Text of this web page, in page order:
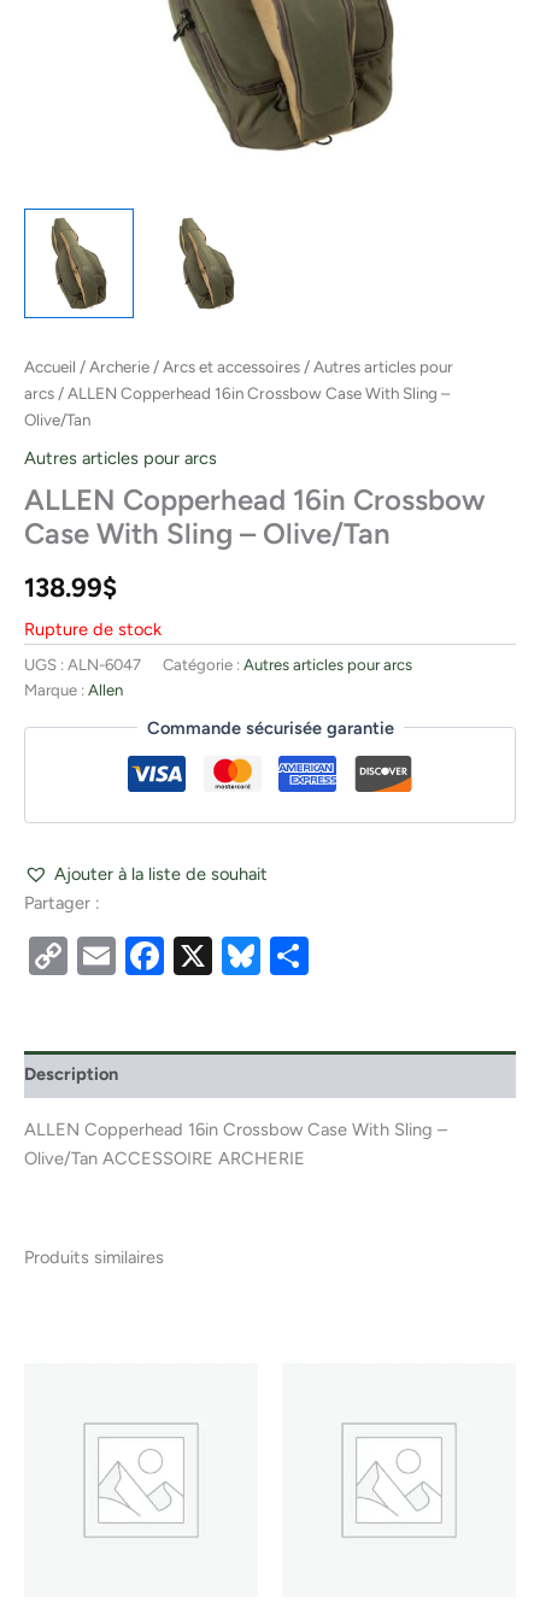
Accueil /Archerie/Arcs et accessoires/Autres articles pour
arcs/ ALLEN Copperhead 16in Crossbow Case With Sling –
Olive/Tan
Autres articles pour arcs
ALLEN Copperhead 16in Crossbow
Case With Sling – Olive/Tan
138.99$
Rupture de stock
UGS : ALN-6047 Catégorie : Autres articles pour arcs
Marque : Allen
Commande sécurisée garantie
Ajouter à la liste de souhait
Partager :
CopyEmailFacebook
X Bluesky
Description
ALLEN Copperhead 16in Crossbow Case With Sling –
Olive/Tan ACCESSOIRE ARCHERIE
Produits similaires